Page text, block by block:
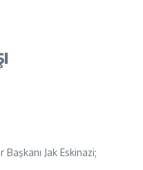
Jak Eskinazi;